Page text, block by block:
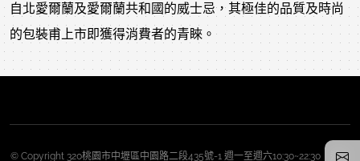
自北愛爾蘭及愛爾蘭共和國的威士忌，其極佳的品質及時尚
的包裝甫上市即獲得消費者的青睞。
© Copyright 320桃園市中壢區中園路二段435號-1 週一至週六10:30~22:30 週日